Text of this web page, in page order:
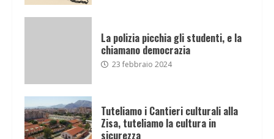
La polizia picchia gli studenti, e la
chiamano democrazia
23 febbraio 2024
Tuteliamo i Cantieri culturali alla
Zisa, tuteliamo la cultura in
sicurezza